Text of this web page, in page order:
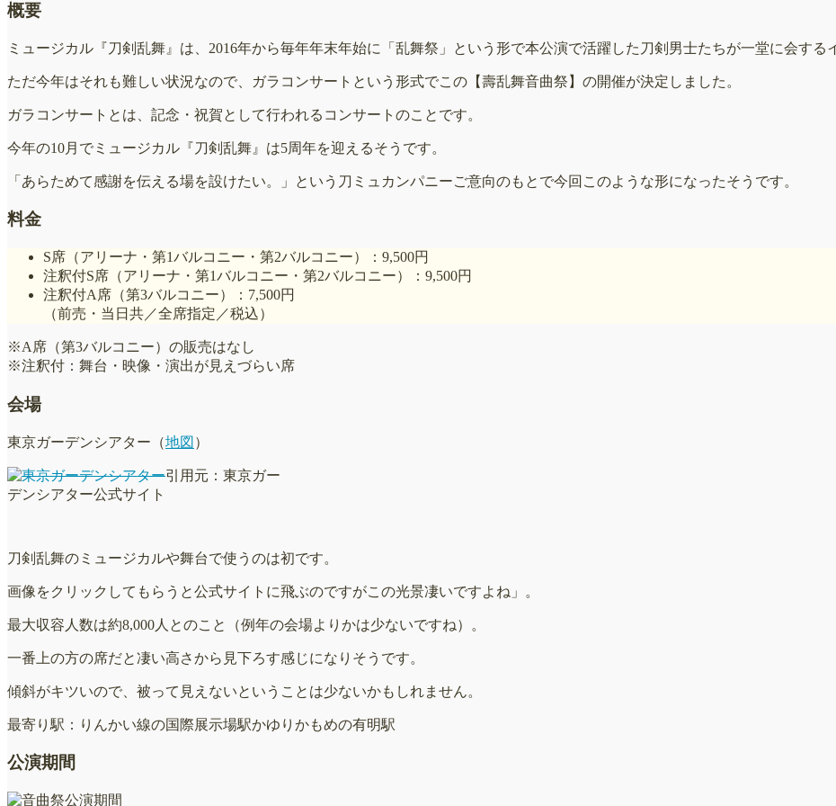
概要
ミュージカル『刀剣乱舞』は、2016年から毎年年末年始に「乱舞祭」という形で本公演で活躍した刀剣男士たちが一堂に会する
ただ今年はそれも難しい状況なので、ガラコンサートという形式でこの【壽乱舞音曲祭】の開催が決定しました。
ガラコンサートとは、記念・祝賀として行われるコンサートのことです。
今年の10月でミュージカル『刀剣乱舞』は5周年を迎えるそうです。
「あらためて感謝を伝える場を設けたい。」という刀ミュカンパニーご意向のもとで今回このような形になったそうです。
料金
S席（アリーナ・第1バルコニー・第2バルコニー）：9,500円
注釈付S席（アリーナ・第1バルコニー・第2バルコニー）：9,500円
注釈付A席（第3バルコニー）：7,500円
（前売・当日共／全席指定／税込）
※A席（第3バルコニー）の販売はなし
※注釈付：舞台・映像・演出が見えづらい席
会場
東京ガーデンシアター（地図 ）
引用元：東京ガー
デンシアター公式サイト
刀剣乱舞のミュージカルや舞台で使うのは初です。
画像をクリックしてもらうと公式サイトに飛ぶのですがこの光景凄いですよね」。
最大収容人数は約8,000人とのこと（例年の会場よりかは少ないですね）。
一番上の方の席だと凄い高さから見下ろす感じになりそうです。
傾斜がキツいので、被って見えないということは少ないかもしれません。
最寄り駅：りんかい線の国際展示場駅かゆりかもめの有明駅
公演期間